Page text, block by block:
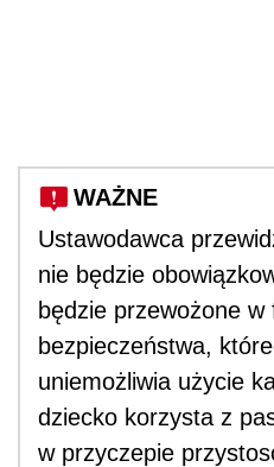
WAŻNE
Ustawodawca
nie będzie
będzie przewożone w
bezpieczeństwa,
uniemożliwia użycie
dziecko korzysta z
w przyczepie